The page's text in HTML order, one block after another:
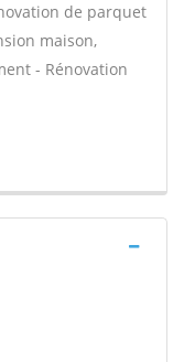
de parquet
maison,
- Rénovation